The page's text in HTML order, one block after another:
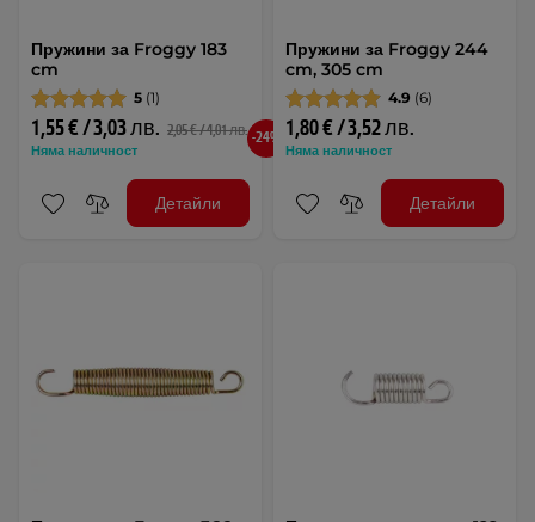
Пружини за Froggy 183
cm
5 (1)
1,55 € / 3,03 лв. 2,05 € / 4,01 лв.
Няма наличност
-24%
Детайли
Пружини за Froggy 244
cm, 305 cm
4.9 (6)
1,80 € / 3,52 лв.
Няма наличност
Детайли